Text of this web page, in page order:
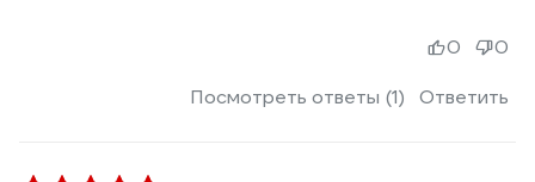
Посмотреть ответы (1) Ответить
0 0